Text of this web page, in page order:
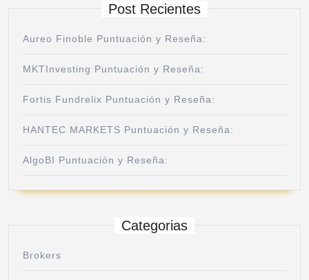
Post Recientes
Aureo Finoble Puntuación y Reseña:
MKTInvesting Puntuación y Reseña:
Fortis Fundrelix Puntuación y Reseña:
HANTEC MARKETS Puntuación y Reseña:
AlgoBI Puntuación y Reseña:
Categorias
Brokers